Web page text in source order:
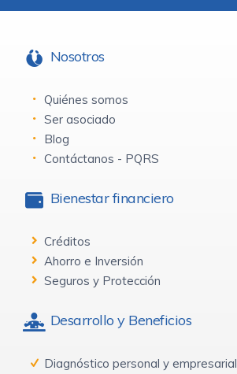
Nosotros
Quiénes somos
Ser asociado
Blog
Contáctanos - PQRS
Bienestar financiero
Créditos
Ahorro e Inversión
Seguros y Protección
Desarrollo y Beneficios
Diagnóstico personal y empresarial